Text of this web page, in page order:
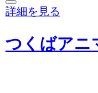
詳細を見る
つくばアニ